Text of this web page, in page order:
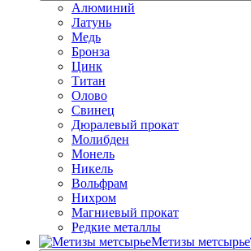
Алюминий
Латунь
Медь
Бронза
Цинк
Титан
Олово
Свинец
Дюралевый прокат
Молибден
Монель
Никель
Вольфрам
Нихром
Магниевый прокат
Редкие металлы
Метизы метсырье